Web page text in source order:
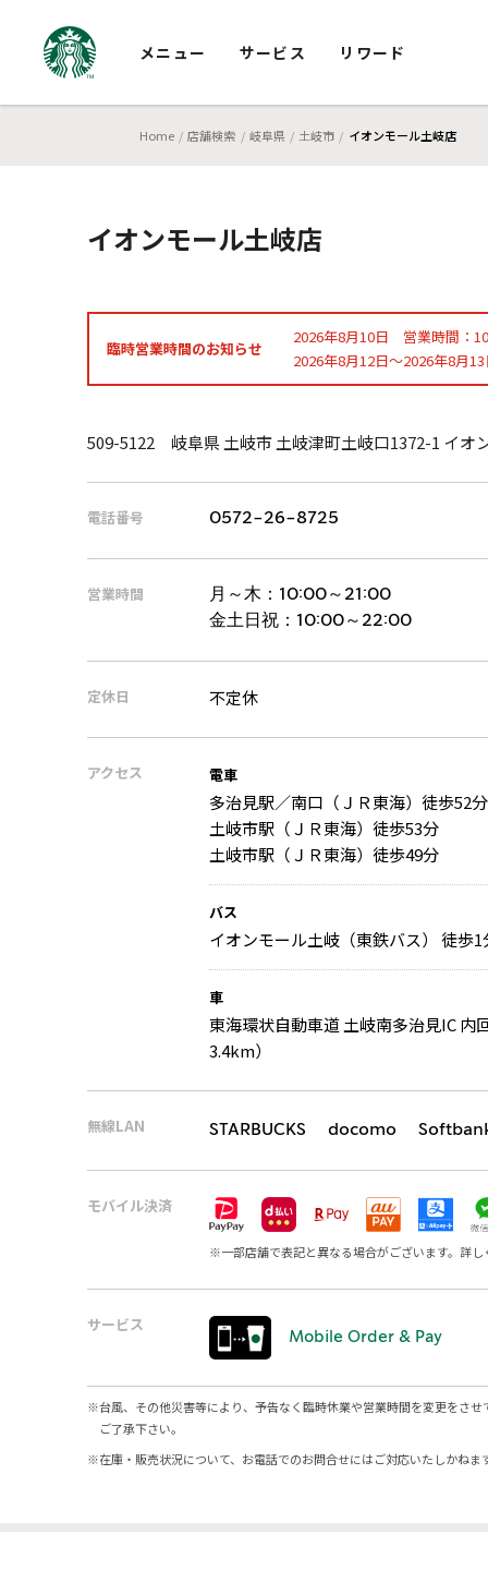
メニュー サービス リワード
Home 店舗検索 岐阜県 土岐市 イオンモール土岐店
イオンモール土岐店
臨時営業時間のお知らせ
2026年8月10日 営業時間：
2026年8月12日～2026年8月
509-5122 岐阜県 土岐市 土岐津町土岐口1372-1 イオ
電話番号 0572-26-8725
営業時間 月～木： 10:00～21:00
金土日祝： 10:00～22:00
定休日 不定休
アクセス 電車
多治見駅／南口（ＪＲ東海）徒歩52分
土岐市駅（ＪＲ東海）徒歩53分
土岐市駅（ＪＲ東海）徒歩49分
バス
イオンモール土岐（東鉄バス） 徒歩1
車
東海環状自動車道 土岐南多治見IC 内
3.4km）
無線LAN STARBUCKS docomo
モバイル決済
※一部店舗で表記と異なる場合がございます。詳
サービス
Mobile Order & Pay
※台風、その他災害等により、予告なく臨時休業や営業時間を変更をさ
ご了承下さい。
※在庫・販売状況について、お電話でのお問合せにはご対応いたしかねま